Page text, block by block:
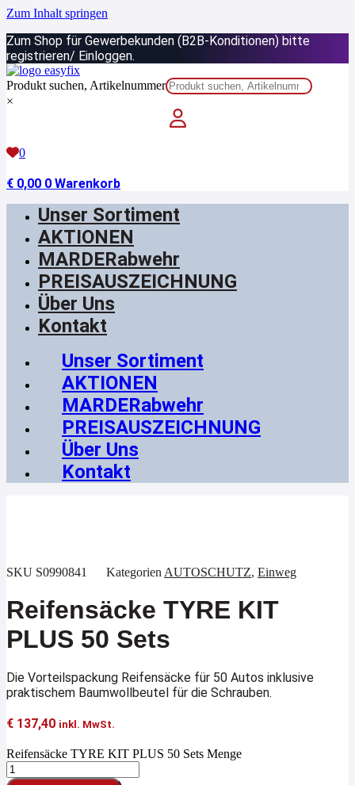
Zum Inhalt springen
Zum Shop für Gewerbekunden (B2B-Konditionen) bitte
registrieren/ Einloggen.
Produkt suchen, Artikelnummer
×
0
€ 0,00 0 Warenkorb
Unser Sortiment
AKTIONEN
MARDERabwehr
PREISAUSZEICHNUNG
Über Uns
Kontakt
Unser Sortiment
AKTIONEN
MARDERabwehr
PREISAUSZEICHNUNG
Über Uns
Kontakt
SKU S0990841 Kategorien AUTOSCHUTZ, Einweg
Reifensäcke TYRE KIT
PLUS 50 Sets
Die Vorteilspackung Reifensäcke für 50 Autos inklusive
praktischem Baumwollbeutel für die Schrauben.
€ 137,40 inkl. MwSt.
Reifensäcke TYRE KIT PLUS 50 Sets Menge